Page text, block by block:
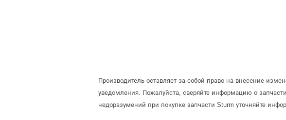
Производитель оставляет за собой право на внесение
уведомления. Пожалуйста, сверяйте информацию о
недоразумений при покупке запчасти Sturm уточняйте